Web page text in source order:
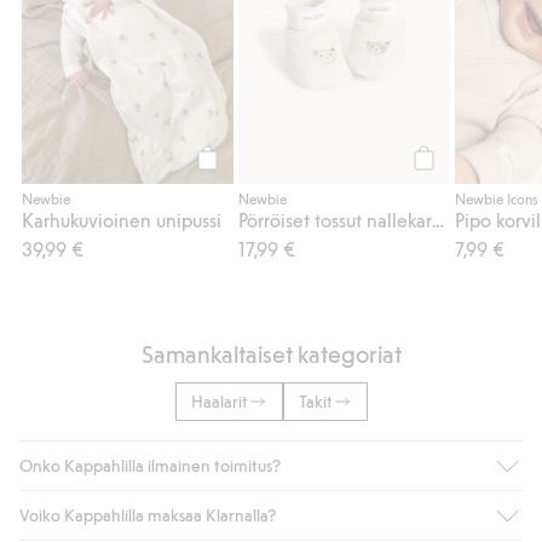
Osta
Newbie
Karhukuvioinen unipussi
39,99 €
Newbie
17,99 €
Newbie Icons
Pipo
7,99 €
Samankaltaiset kategoriat
Haalarit Takit
Onko Kappahlilla ilmainen toimitus?
Jos olet Kappahl Clubin jäsen, saat aina ilmaisen toimituksen
Voiko Kappahlilla maksaa Klarnalla?